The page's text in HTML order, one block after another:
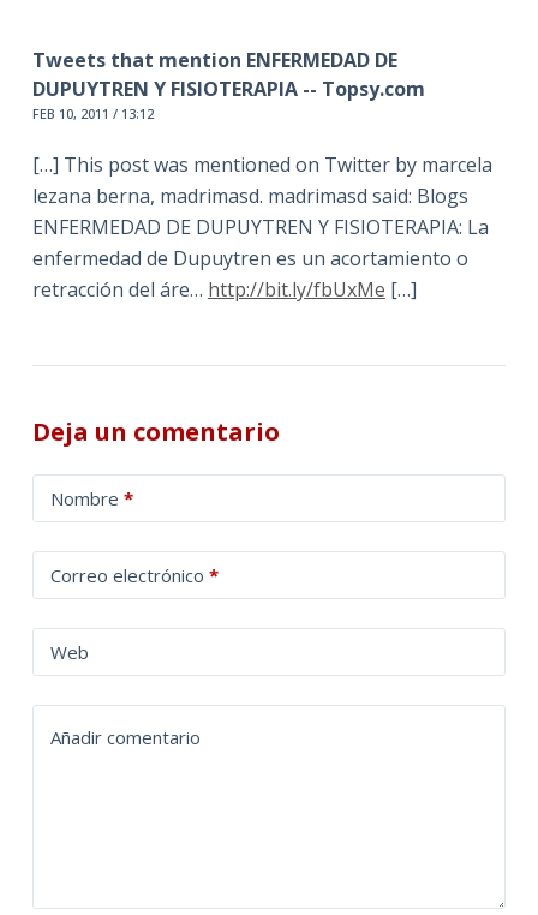
Tweets that mention ENFERMEDAD DE
DUPUYTREN Y FISIOTERAPIA -- Topsy.com
FEB 10, 2011 / 13:12
[…] This post was mentioned on Twitter by marcela
lezana berna, madrimasd. madrimasd said: Blogs
ENFERMEDAD DE DUPUYTREN Y FISIOTERAPIA: La
enfermedad de Dupuytren es un acortamiento o
retracción del áre… http://bit.ly/fbUxMe […]
Deja un comentario
Nombre *
Correo electrónico *
Web
Añadir comentario
l
t
a
t